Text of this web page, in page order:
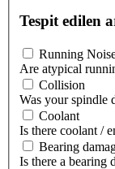
Tespit edilen
Running
Are atypical
Collision
Was your spindle
Coolant
Is there coolant /
Bearing
Is there a bearing